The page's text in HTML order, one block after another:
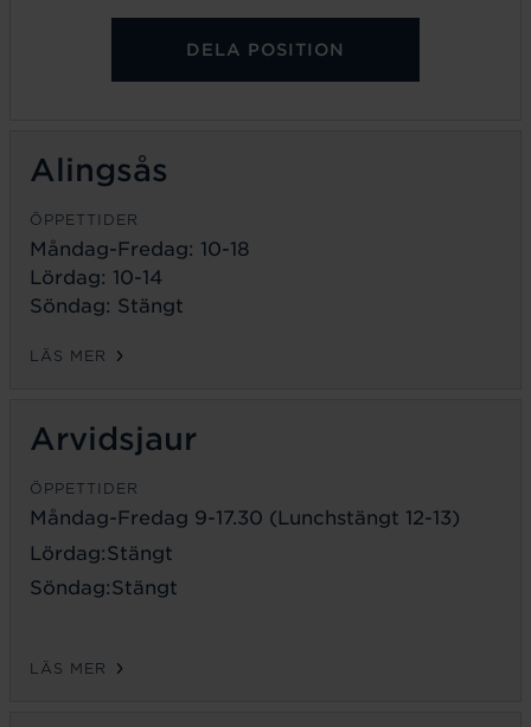
DELA POSITION
Alingsås
ÖPPETTIDER
Måndag-Fredag: 10-18
Lördag: 10-14
Söndag: Stängt
LÄS MER
Arvidsjaur
ÖPPETTIDER
Måndag-Fredag 9-17.30 (Lunchstängt 12-13)
Lördag:Stängt
Söndag:Stängt
LÄS MER